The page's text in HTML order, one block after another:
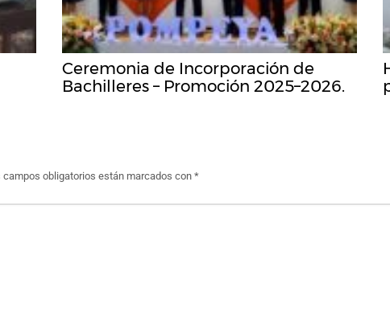
Ceremonia de Incorporación de
Bachilleres – Promoción 2025–2026.
campos obligatorios están marcados con *